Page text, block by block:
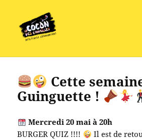
Cette
Guinguette !
Mercredi 20 mai à 20h
BURGER QUIZ !!!!
Il est de